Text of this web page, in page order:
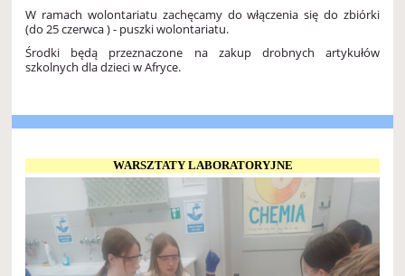
W ramach wolontariatu zachęcamy do włączenia się do zbiórki
(do 25 czerwca ) - puszki wolontariatu.
Środki będą przeznaczone na zakup drobnych artykułów
szkolnych dla dzieci w Afryce.
WARSZTATY LABORATORYJNE